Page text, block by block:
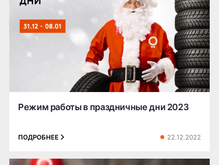
Режим работы в праздничные дни 2023
ПОДРОБНЕЕ 22.12.2022